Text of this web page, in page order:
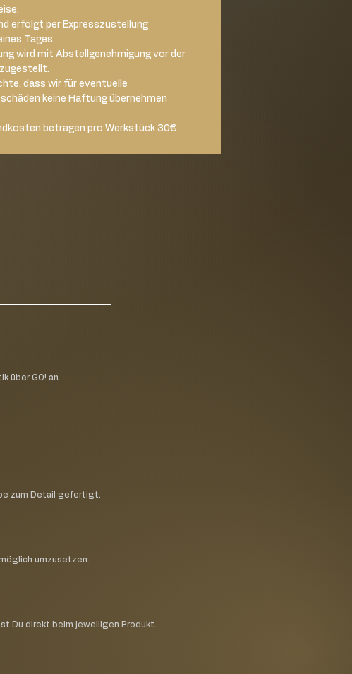
erfolgt per Expresszustellung
Tages.
wird mit Abstellgenehmigung vor der
dass wir für eventuelle
keine Haftung übernehmen
betragen pro Werkstück 30€
über GO! an.
zum Detail gefertigt.
umzusetzen.
Du direkt beim jeweiligen Produkt.